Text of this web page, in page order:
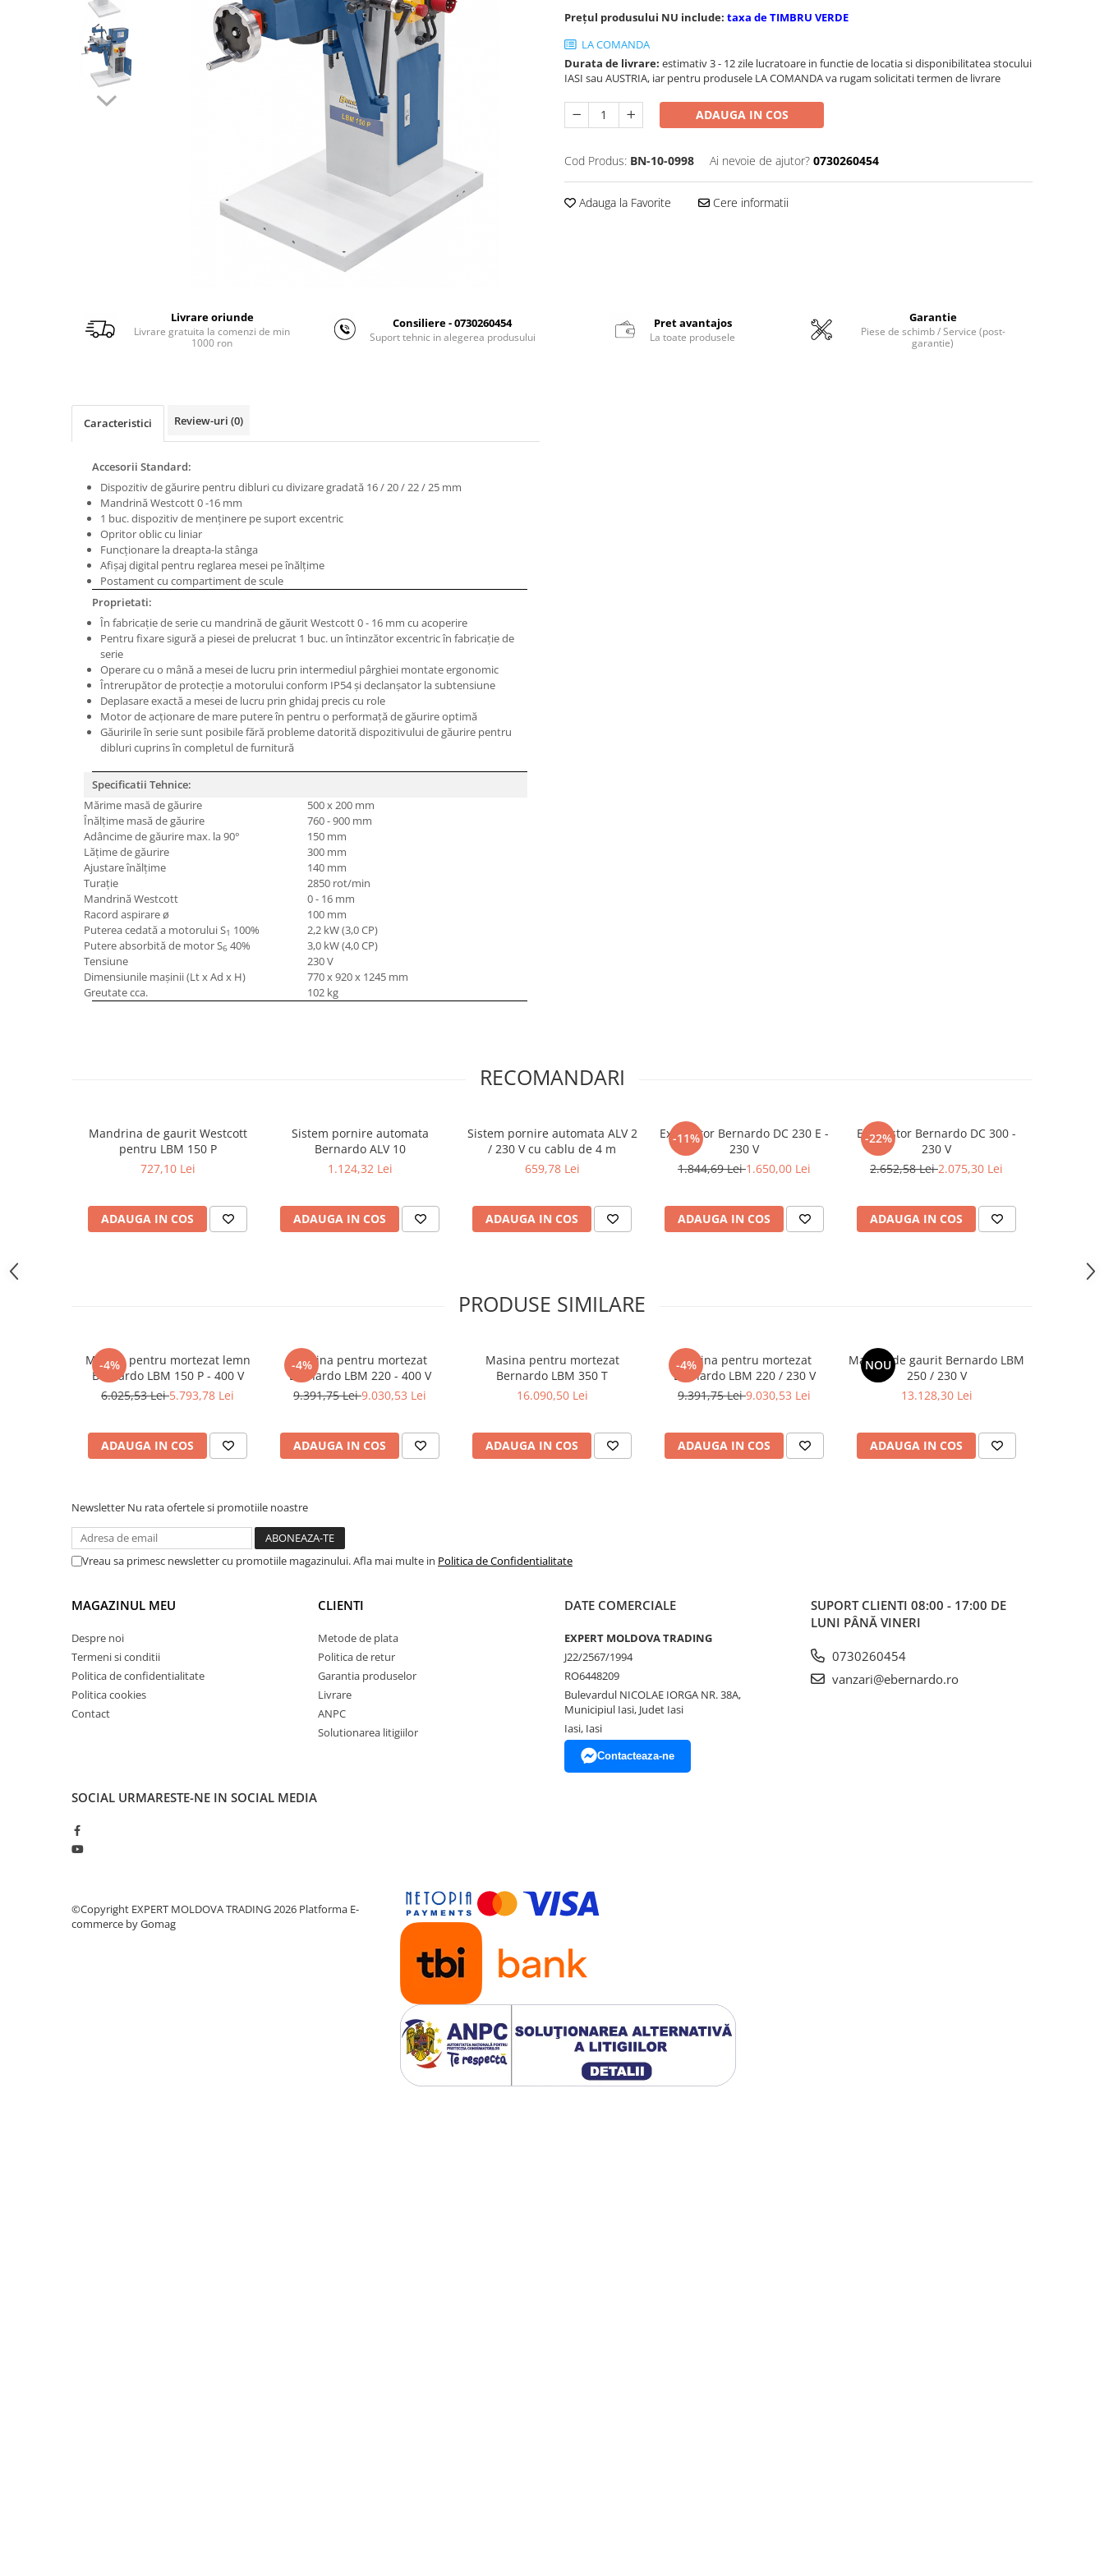
Ferastraie verticale
Strunguri pentru metal
Strunguri CNC
Strunguri cu cutie de viteze
Strunguri cu surub de ghidare
Masini de gaurit cu angrenaj, masa
Masini de gaurit cu coloana si
curea de distributie
Masini de gaurit cu stand si
Masini de gaurit radiale
Masini de gaurit si frezat
Masini de gaurit cu freza
Masini de frezat universale
Centre de prelucrare verticale CNC
Masini de frezat cu batiu
Masini de frezat multifunctionale
Masini de frezat universale SERVO
Masini de frezat verticale
Masini de slefuit metal
Masini de ascutit burghie
Masini de lustruit
Masini de polizat bavuri cu perii
Masini de rectificat plan
Masini de rectificat plan
Masini de rectificat rotund
Masini de satinat
Masini de slefuit combinate
Masini de slefuit cu banda
Masini de slefuit cu disc
Masini de slefuit cu mediu umed si
Masini de slefuit cutite de gravat
Masini de tesit
Masini electrice de filetat
Exhaustor pentru aschii metal
Instalatii de spalare a pieselor
Universale de strung si accesorii
Fălcile pentru 3-bacuri DK11
Fălcile pentru 4-bacuri DK12
Mandrină cu 3 fălci din fontă
Mandrină cu 4 fălci din otel
Seturi de unelte pentru strungarie
Standuri pentru strunguri
Instrumente de prindere
Dispozitive de prindere pentru
Elemente de prindere mecanică
Fălci pentru PHV / VHV
Mese rotative / mese inclinabile /
Bloc ecartament, masurare și
Dispozitiv de testare
Micrometru
Prețul produsului NU include: taxa de TIMBRU VERDE
LA COMANDA
Durata de livrare: estimativ 3 - 12 zile lucratoare in functie de locatia si disponibilitatea stocului
IASI sau AUSTRIA, iar pentru produsele LA COMANDA va rugam solicitati termen de livrare
ADAUGA IN COS
Cod Produs: BN-10-0998 Ai nevoie de ajutor? 0730260454
Adauga la Favorite Cere informatii
Livrare oriunde
Livrare gratuita la comenzi de min
1000 ron
Consiliere - 0730260454
Suport tehnic in alegerea produsului
Pret avantajos
La toate produsele
Garantie
Piese de schimb / Service (post-
garantie)
Caracteristici Review-uri (0)
Accesorii Standard:
Dispozitiv de găurire pentru dibluri cu divizare gradată 16 / 20 / 22 / 25 mm
Mandrină Westcott 0 -16 mm
1 buc. dispozitiv de menţinere pe suport excentric
Opritor oblic cu liniar
Funcţionare la dreapta-la stânga
Afișaj digital pentru reglarea mesei pe înălțime
Postament cu compartiment de scule
Proprietati:
În fabricaţie de serie cu mandrină de găurit Westcott 0 - 16 mm cu acoperire
Pentru fixare sigură a piesei de prelucrat 1 buc. un întinzător excentric în fabricaţie de
serie
Operare cu o mână a mesei de lucru prin intermediul pârghiei montate ergonomic
Întrerupător de protecţie a motorului conform IP54 şi declanşator la subtensiune
Deplasare exactă a mesei de lucru prin ghidaj precis cu role
Motor de acţionare de mare putere în pentru o performaţă de găurire optimă
Găuririle în serie sunt posibile fără probleme datorită dispozitivului de găurire pentru
dibluri cuprins în completul de furnitură
Specificatii Tehnice:
Mărime masă de găurire
500 x 200 mm
Înălţime masă de găurire
760 - 900 mm
Adâncime de găurire max. la 90°
150 mm
Lăţime de găurire
300 mm
Ajustare înălţime
140 mm
Turaţie
2850 rot/min
Mandrină Westcott
0 - 16 mm
Racord aspirare ø
100 mm
Puterea cedată a motorului S1 100%
2,2 kW (3,0 CP)
Putere absorbită de motor S6 40%
3,0 kW (4,0 CP)
Tensiune
230 V
Dimensiunile maşinii (Lt x Ad x H)
770 x 920 x 1245 mm
Greutate cca.
102 kg
RECOMANDARI
Mandrina de gaurit Westcott
pentru LBM 150 P
727,10 Lei
ADAUGA IN COS
Sistem pornire automata
Bernardo ALV 10
1.124,32 Lei
ADAUGA IN COS
Sistem pornire automata ALV 2
/ 230 V cu cablu de 4 m
659,78 Lei
ADAUGA IN COS
-11%
Exhaustor Bernardo DC 230 E -
230 V
1.844,69 Lei1.650,00 Lei
ADAUGA IN COS
-22%
Exhaustor Bernardo DC 300 -
230 V
2.652,58 Lei2.075,30 Lei
ADAUGA IN COS
PRODUSE SIMILARE
-4%
Masina pentru mortezat lemn
Bernardo LBM 150 P - 400 V
6.025,53 Lei5.793,78 Lei
ADAUGA IN COS
-4%
Masina pentru mortezat
Bernardo LBM 220 - 400 V
9.391,75 Lei9.030,53 Lei
ADAUGA IN COS
Masina pentru mortezat
Bernardo LBM 350 T
16.090,50 Lei
ADAUGA IN COS
-4%
Masina pentru mortezat
Bernardo LBM 220 / 230 V
9.391,75 Lei9.030,53 Lei
ADAUGA IN COS
NOU
Masina de gaurit Bernardo LBM
250 / 230 V
13.128,30 Lei
ADAUGA IN COS
Newsletter Nu rata ofertele si promotiile noastre
Vreau sa primesc newsletter cu promotiile magazinului. Afla mai multe in Politica de Confidentialitate
MAGAZINUL MEU
Despre noi
Termeni si conditii
Politica de confidentialitate
Politica cookies
Contact
CLIENTI
Metode de plata
Politica de retur
Garantia produselor
Livrare
ANPC
Solutionarea litigiilor
DATE COMERCIALE
EXPERT MOLDOVA TRADING
J22/2567/1994
RO6448209
Bulevardul NICOLAE IORGA NR. 38A,
Municipiul Iasi, Judet Iasi
Iasi, Iasi
Contacteaza-ne
SUPORT CLIENTI 08:00 - 17:00 DE
LUNI PÂNĂ VINERI
0730260454
vanzari@ebernardo.ro
SOCIAL URMARESTE-NE IN SOCIAL MEDIA
©Copyright EXPERT MOLDOVA TRADING 2026 Platforma E-
commerce by Gomag